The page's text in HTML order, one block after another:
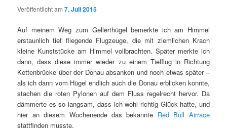
Veröffentlicht am7. Juli 2015
Auf meinem Weg zum Gellerthügel bemerkte ich am Himmel
erstaunlich tief fliegende Flugzeuge, die mit ziemlichen Krach
kleine Kunststücke am Himmel vollbrachten. Später merkte ich
dann, dass diese immer wieder zu einem Tiefflug in Richtung
Kettenbrücke über der Donau absanken und noch etwas später –
als ich dann vom Hügel endlich auch die Donau erblicken konnte,
stachen die roten Pylonen auf dem Fluss regelrecht hervor. Da
dämmerte es so langsam, dass ich wohl richtig Glück hatte, und
hier an diesem Wochenende das bekannte Red Bull Airrace
stattfinden musste.